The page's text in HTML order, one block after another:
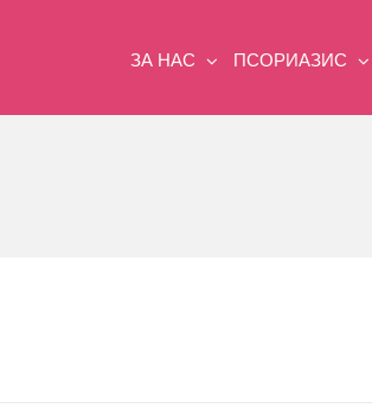
ЗА НАС ПСОРИАЗИС